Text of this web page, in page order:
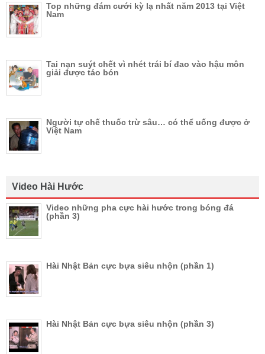
Top những đám cưới kỳ lạ nhất năm 2013 tại Việt
Nam
Tai nạn suýt chết vì nhét trái bí đao vào hậu môn
giải được táo bón
Người tự chế thuốc trừ sâu… có thể uống được ở
Việt Nam
Video Hài Hước
Video những pha cực hài hước trong bóng đá
(phần 3)
Hài Nhật Bản cực bựa siêu nhộn (phần 1)
Hài Nhật Bản cực bựa siêu nhộn (phần 3)